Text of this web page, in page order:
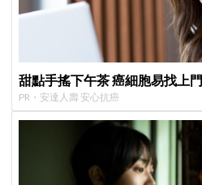
甜點手搖下午茶 癌細胞易找上門
PR・安達人壽 安心抗癌